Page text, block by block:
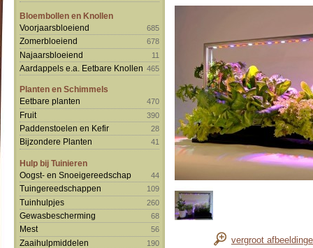
Bloembollen en Knollen
Voorjaarsbloeiend
685
Zomerbloeiend 678
Najaarsbloeiend 11
Aardappels e.a. Eetbare Knollen 465
Planten en Schimmels
Eetbare planten
470
Fruit 390
Paddenstoelen en Kefir 28
Bijzondere Planten 41
Hulp bij Tuinieren
Oogst- en Snoeigereedschap
44
Tuingereedschappen 109
Tuinhulpjes 260
Gewasbescherming 68
Mest 56
Zaaihulpmiddelen 190 vergroot